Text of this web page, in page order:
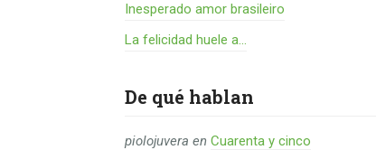
Inesperado amor brasileiro
La felicidad huele a...
De qué hablan
piolojuvera enCuarenta y cinco